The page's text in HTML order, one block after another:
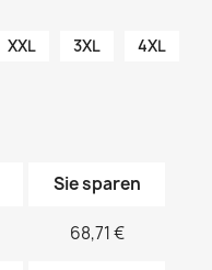
XXL 3XL
4XL
Sie sparen
68,71 €